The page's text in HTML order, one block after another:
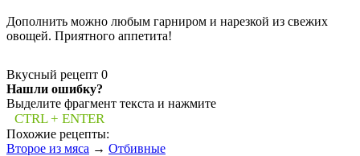
Дополнить можно любым гарниром и нарезкой из свежих
овощей. Приятного аппетита!
Вкусный рецепт 0
Нашли ошибку?
Выделите фрагмент текста и нажмите
CTRL + ENTER
Похожие рецепты:
Второе из мяса → Отбивные